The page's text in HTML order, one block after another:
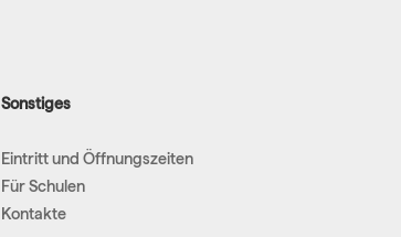
Sonstiges
Eintritt und Öffnungszeiten
Für Schulen
Kontakte